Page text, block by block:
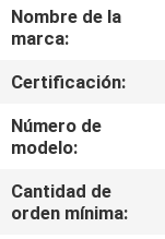
SOBRE
NOSOTROS
VIAJE
DE
LA
Nombre de la
marca:
Certificación:
Número de
modelo:
Cantidad de
orden mínima: